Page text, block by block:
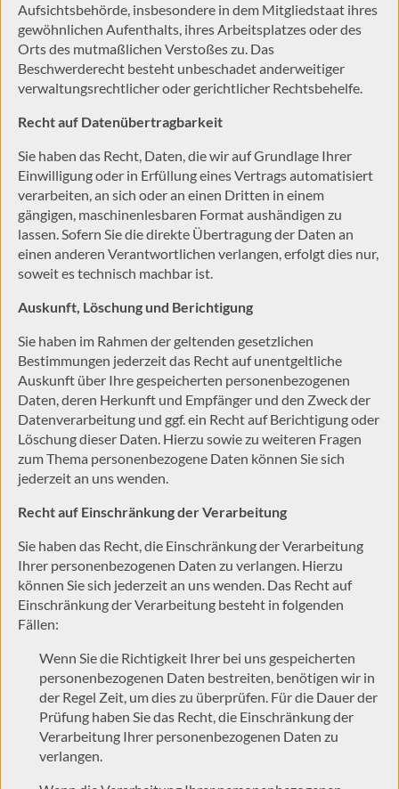
Aufsichtsbehörde, insbesondere in dem Mitgliedstaat ihres
gewöhnlichen Aufenthalts, ihres Arbeitsplatzes oder des
Orts des mutmaßlichen Verstoßes zu. Das
Beschwerderecht besteht unbeschadet anderweitiger
verwaltungsrechtlicher oder gerichtlicher Rechtsbehelfe.
Recht auf Daten­übertrag­barkeit
Sie haben das Recht, Daten, die wir auf Grundlage Ihrer
Einwilligung oder in Erfüllung eines Vertrags automatisiert
verarbeiten, an sich oder an einen Dritten in einem
gängigen, maschinenlesbaren Format aushändigen zu
lassen. Sofern Sie die direkte Übertragung der Daten an
einen anderen Verantwortlichen verlangen, erfolgt dies nur,
soweit es technisch machbar ist.
Auskunft, Löschung und Berichtigung
Sie haben im Rahmen der geltenden gesetzlichen
Bestimmungen jederzeit das Recht auf unentgeltliche
Auskunft über Ihre gespeicherten personenbezogenen
Daten, deren Herkunft und Empfänger und den Zweck der
Datenverarbeitung und ggf. ein Recht auf Berichtigung oder
Löschung dieser Daten. Hierzu sowie zu weiteren Fragen
zum Thema personenbezogene Daten können Sie sich
jederzeit an uns wenden.
Recht auf Einschränkung der Verarbeitung
Sie haben das Recht, die Einschränkung der Verarbeitung
Ihrer personenbezogenen Daten zu verlangen. Hierzu
können Sie sich jederzeit an uns wenden. Das Recht auf
Einschränkung der Verarbeitung besteht in folgenden
Fällen:
Wenn Sie die Richtigkeit Ihrer bei uns gespeicherten
personenbezogenen Daten bestreiten, benötigen wir in
der Regel Zeit, um dies zu überprüfen. Für die Dauer der
Prüfung haben Sie das Recht, die Einschränkung der
Verarbeitung Ihrer personenbezogenen Daten zu
verlangen.